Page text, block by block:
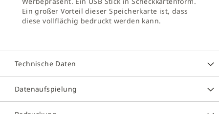
Ein großer Vorteil dieser Speicherkarte ist, dass
diese vollflächig bedruckt werden kann.
Technische Daten
Datenaufspielung